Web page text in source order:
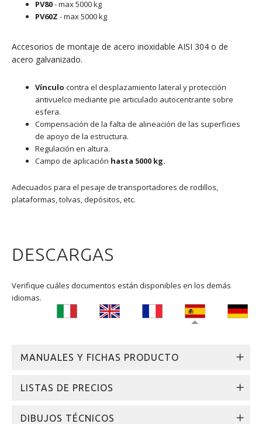
PV80- max 5000 kg
PV60Z - max 5000 kg
Accesorios de montaje de acero inoxidable AISI 304 o de
acero galvanizado.
Vínculo contra el desplazamiento lateral y protección
antivuelco mediante pie articulado autocentrante sobre
esfera.
Compensación de la falta de alineación de las superficies
de apoyo de la estructura.
Regulación en altura.
Campo de aplicación hasta 5000 kg.
Adecuados para el pesaje de transportadores de rodillos,
plataformas, tolvas, depósitos, etc.
DESCARGAS
Verifique cuáles documentos están disponibles en los demás
idiomas.
MANUALES Y FICHAS PRODUCTO
LISTAS DE PRECIOS
DIBUJOS TÉCNICOS